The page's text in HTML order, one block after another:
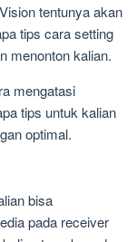
tentunya akan
tips cara setting
menonton kalian.
mengatasi
tips untuk kalian
optimal.
bisa
pada receiver